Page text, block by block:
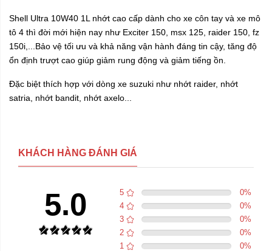
Shell Ultra 10W40 1L nhớt cao cấp dành cho xe côn tay và xe mô
tô 4 thì đời mới hiện nay như Exciter 150, msx 125, raider 150, fz
150i,...Bảo vệ tối ưu và khả năng vận hành đáng tin cậy, tăng độ
ổn định trượt cao giúp giảm rung động và giảm tiếng ồn.
Đặc biệt thích hợp với dòng xe suzuki như nhớt raider, nhớt
satria, nhớt bandit, nhớt axelo...
KHÁCH HÀNG ĐÁNH GIÁ
5.0 5 0%
4
0%
3
0%
2
0%
1
0%